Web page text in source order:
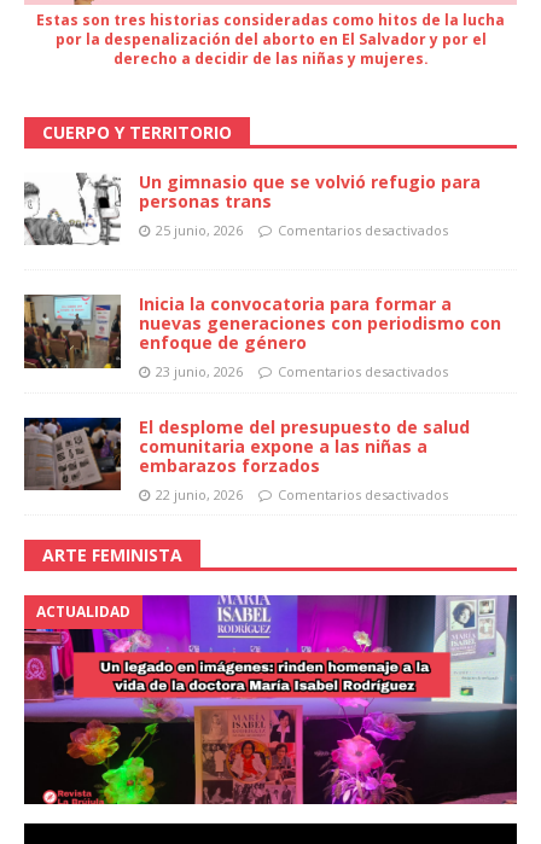
Estas son tres historias consideradas como hitos de la lucha
por la despenalización del aborto en El Salvador y por el
derecho a decidir de las niñas y mujeres.
CUERPO Y TERRITORIO
Un gimnasio que se volvió refugio para
personas trans
25 junio, 2026 Comentarios desactivados
Inicia la convocatoria para formar a
nuevas generaciones con periodismo con
enfoque de género
23 junio, 2026 Comentarios desactivados
El desplome del presupuesto de salud
comunitaria expone a las niñas a
embarazos forzados
22 junio, 2026 Comentarios desactivados
ARTE FEMINISTA
ACTUALIDAD